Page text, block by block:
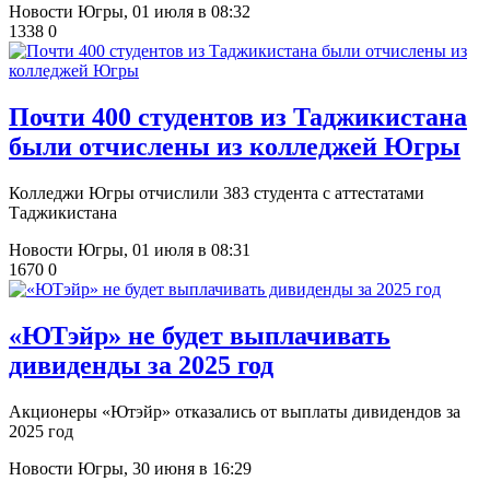
Новости Югры, 01 июля в 08:32
1338 0
Почти 400 студентов из Таджикистана
были отчислены из колледжей Югры
Колледжи Югры отчислили 383 студента с аттестатами
Таджикистана
Новости Югры, 01 июля в 08:31
1670 0
«ЮТэйр» не будет выплачивать
дивиденды за 2025 год
Акционеры «Ютэйр» отказались от выплаты дивидендов за
2025 год
Новости Югры, 30 июня в 16:29